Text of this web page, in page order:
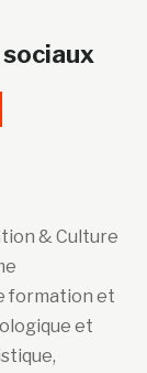
& Culture
formation et
et